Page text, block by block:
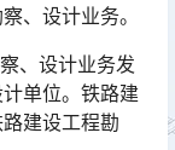
、设计业务。󠅅󠅃󠄵󠅂󠄪󠇖󠆨󠆨󠇕󠆞󠆒󠅬󠇘󠆭󠆘󠇙󠆝󠅵󠇗󠆭󠆁󠄐󠇗󠅹󠅸󠇖󠆍󠅳󠇖󠅹󠅰󠇖󠆌󠅹
、设计业务发
单位。铁路建
建设工程勘